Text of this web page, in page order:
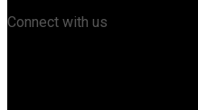
Connect with us